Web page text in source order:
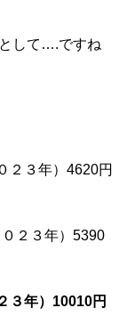
して….ですね
３年）4620円
２３年）5390
年）10010円